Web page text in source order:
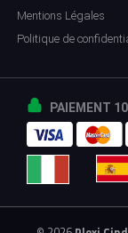
Mentions Légales
Politique de
PAIEMENT